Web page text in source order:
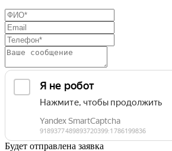
Будет отправлена заявка